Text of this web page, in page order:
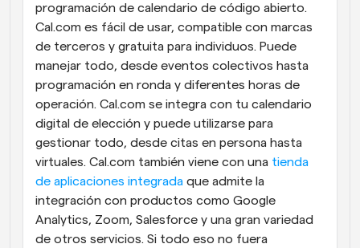
programación de calendario de código abierto.
Cal.com es fácil de usar, compatible con marcas
de terceros y gratuita para individuos. Puede
manejar todo, desde eventos colectivos hasta
programación en ronda y diferentes horas de
operación. Cal.com se integra con tu calendario
digital de elección y puede utilizarse para
gestionar todo, desde citas en persona hasta
virtuales. Cal.com también viene con una tienda
de aplicaciones integrada que admite la
integración con productos como Google
Analytics, Zoom, Salesforce y una gran variedad
de otros servicios. Si todo eso no fuera